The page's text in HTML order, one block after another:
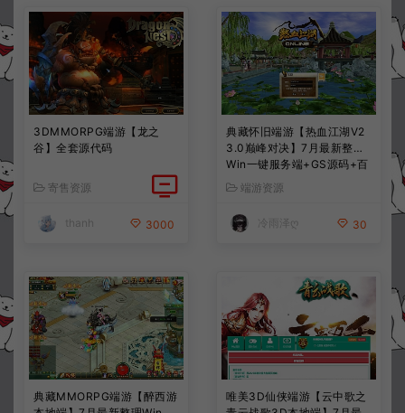
3DMMORPG端游【龙之
谷】全套源代码
寄售资源
thanh 3000
典藏怀旧端游【热血江湖V2
3.0巅峰对决】7月最新整理
Win一键服务端+GS源码+百
宝阁+在线GM工具+PC客户
端+详细搭建教程
端游资源
冷雨泽ღ 30
典藏MMORPG端游【醉西游
唯美3D仙侠端游【云中歌之